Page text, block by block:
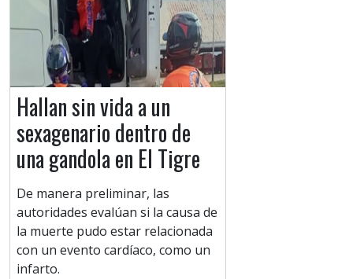
Hallan sin vida a un
sexagenario dentro de
una gandola en El Tigre
De manera preliminar, las
autoridades evalúan si la causa de
la muerte pudo estar relacionada
con un evento cardíaco, como un
infarto.